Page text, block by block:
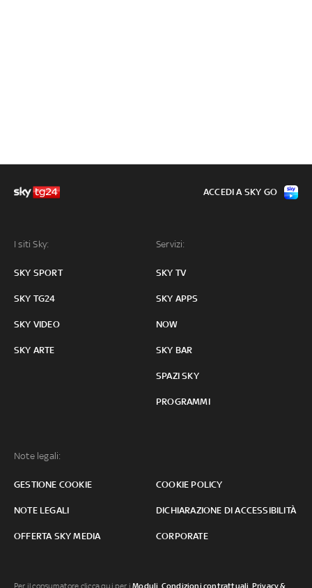
I siti Sky:
SKY SPORT
SKY TG24
SKY VIDEO
SKY ARTE
Servizi:
SKY TV
SKY APPS
NOW
SKY BAR
SPAZI SKY
PROGRAMMI
Note legali:
GESTIONE COOKIE COOKIE POLICY
NOTE LEGALI DICHIARAZIONE DI ACCESSIBILITÀ
OFFERTA SKY MEDIA CORPORATE
ACCEDI A SKY GO
Per il consumatore clicca qui per iModuli, Condizioni contrattuali Privacy &